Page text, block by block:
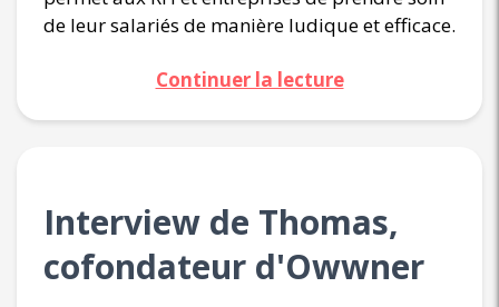
de leur salariés de manière ludique et efficace.
Continuer la lecture
Interview de Thomas,
cofondateur d'Owwner